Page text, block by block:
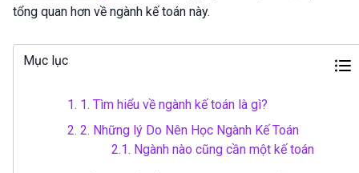
tổng quan hơn về ngành kế toán này.
Mục lục
1. 1. Tìm hiểu về ngành kế toán là gì?
2. 2. Những lý Do Nên Học Ngành Kế Toán
2.1. Ngành nào cũng cần một kế toán